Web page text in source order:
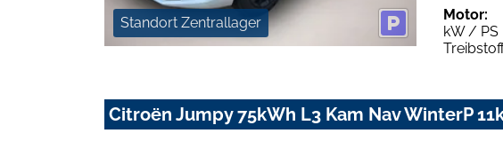
Standort Zentrallager
Motor:
kW / PS
Citroën Jumpy 75kWh L3 Kam Nav WinterP